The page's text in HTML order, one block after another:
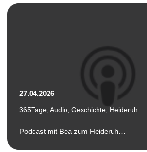
27.04.2026
365Tage Audio Geschichte Heideruh
Podcast mit Bea zum Heideruh…